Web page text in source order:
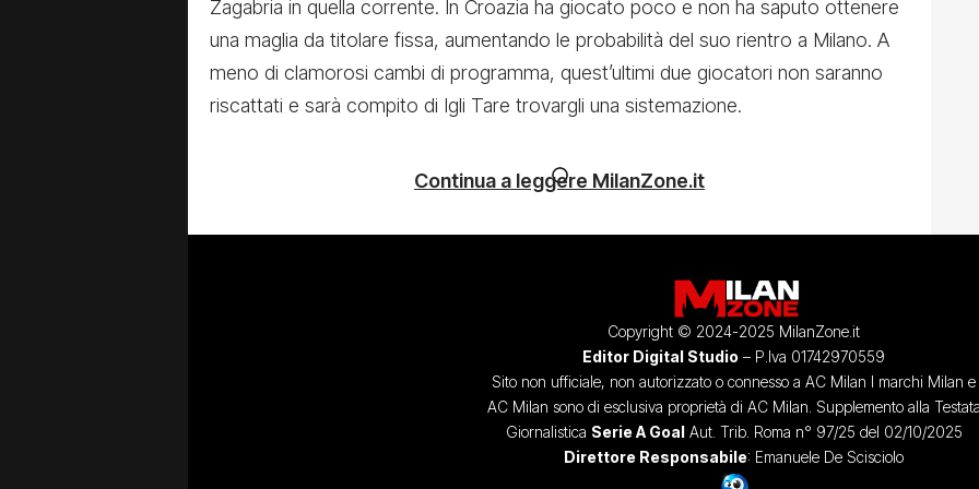
Zagabria in quella corrente. In Croazia ha giocato poco e non ha saputo ottenere
una maglia da titolare fissa, aumentando le probabilità del suo rientro a Milano. A
meno di clamorosi cambi di programma, quest’ultimi due giocatori non saranno
riscattati e sarà compito di Igli Tare trovargli una sistemazione.
Continua a leggere MilanZone.it
Copyright © 2024-2025 MilanZone.it
Editor Digital Studio – P.Iva 01742970559
Sito non ufficiale, non autorizzato o connesso a AC Milan I marchi Milan e
AC Milan sono di esclusiva proprietà di AC Milan. Supplemento alla
Giornalistica Serie A GoalAut. Trib. Roma n° 97/25 del 02/10/2025
Direttore Responsabile: Emanuele De Scisciolo